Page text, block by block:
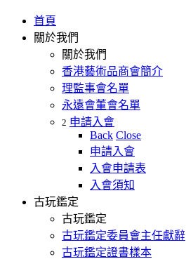
首頁
關於我們
關於我們
香港藝術品商會簡介
理監事會名單
永遠會董會名單
2 申請入會
Back Close
申請入會
入會申請表
入會須知
古玩鑑定
古玩鑑定
古玩鑑定委員會主任獻辭
古玩鑑定證書樣本